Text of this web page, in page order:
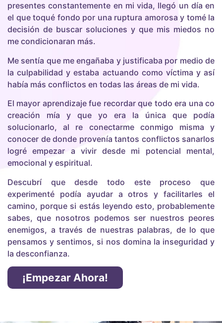
presentes constantemente en mi vida, llegó un día en
el que toqué fondo por una ruptura amorosa y tomé la
decisión de buscar soluciones y que mis miedos no
me condicionaran más.
Me sentía que me engañaba y justificaba por medio de
la culpabilidad y estaba actuando como víctima y así
había más conflictos en todas las áreas de mi vida.
El mayor aprendizaje fue recordar que todo era una co
creación mía y que yo era la única que podía
solucionarlo, al re conectarme conmigo misma y
conocer de donde provenía tantos conflictos sanarlos
logré empezar a vivir desde mi potencial mental,
emocional y espiritual.
Descubrí que desde todo este proceso que
experimenté podía ayudar a otros y facilitarles el
camino, porque si estás leyendo esto, probablemente
sabes, que nosotros podemos ser nuestros peores
enemigos, a través de nuestras palabras, de lo que
pensamos y sentimos, si nos domina la inseguridad y
la desconfianza.
¡Empezar Ahora!